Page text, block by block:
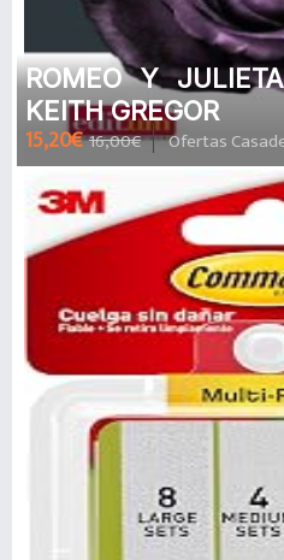
ROMEO Y
KEITH GREGOR
15,20€ 16,00€ Ofertas